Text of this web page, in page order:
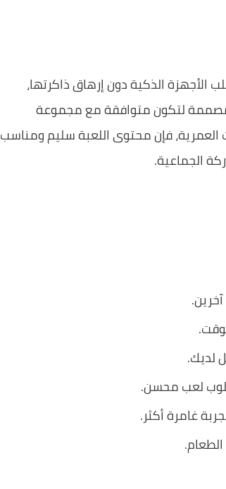
الذكية دون إرهاق ذاكرتها،
مصممة لتكون متوافقة مع مجموعة
فإن محتوى اللعبة سليم ومناسب
الجماعية.
لديك.
لعب محسن.
غامرة أكثر.